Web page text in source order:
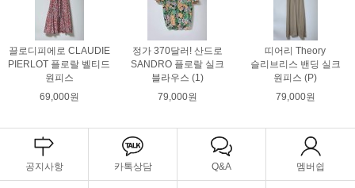
끌로디피에로 CLAUDIE
PIERLOT 플로랄 벨티드
원피스
69,000원
정가 370달러! 산드로
SANDRO 플로랄 실크
블라우스 (1)
79,000원
띠어리 Theory
슬리브리스 밴딩 실크
원피스 (P)
79,000원
공지사항 카톡상담 Q&A 멤버쉽